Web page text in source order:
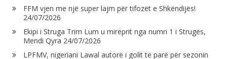
FFM vjen me një super lajm për tifozët e Shkëndijës!
24/07/2026
Ekipi i Struga Trim Lum u mirëprit nga numri 1 i Strugës,
Mendi Qyra 24/07/2026
LPFMV, nigeriani Lawal autorë i golit të parë për sezonin